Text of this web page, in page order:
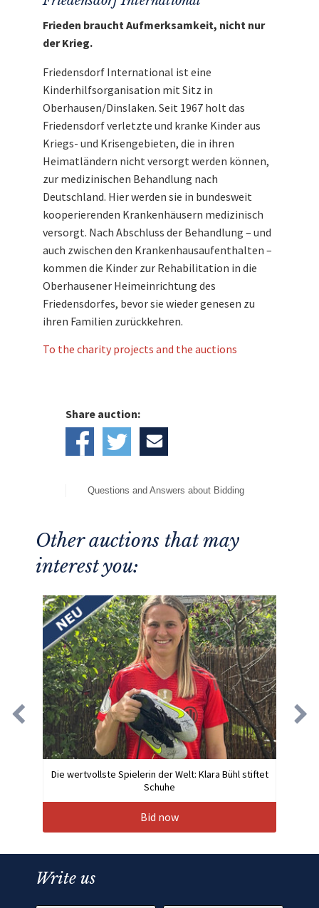
Frieden braucht Aufmerksamkeit, nicht nur
der Krieg.
Friedensdorf International ist eine
Kinderhilfsorganisation mit Sitz in
Oberhausen/Dinslaken. Seit 1967 holt das
Friedensdorf verletzte und kranke Kinder aus
Kriegs- und Krisengebieten, die in ihren
Heimatländern nicht versorgt werden können,
zur medizinischen Behandlung nach
Deutschland. Hier werden sie in bundesweit
kooperierenden Krankenhäusern medizinisch
versorgt. Nach Abschluss der Behandlung – und
auch zwischen den Krankenhausaufenthalten –
kommen die Kinder zur Rehabilitation in die
Oberhausener Heimeinrichtung des
Friedensdorfes, bevor sie wieder genesen zu
ihren Familien zurückkehren.
To the charity projects and the auctions
Share auction:
Questions and Answers about Bidding
Other auctions that may
interest you:
Die wertvollste Spielerin der Welt: Klara Bühl stiftet
Schuhe
Bid now
Write us